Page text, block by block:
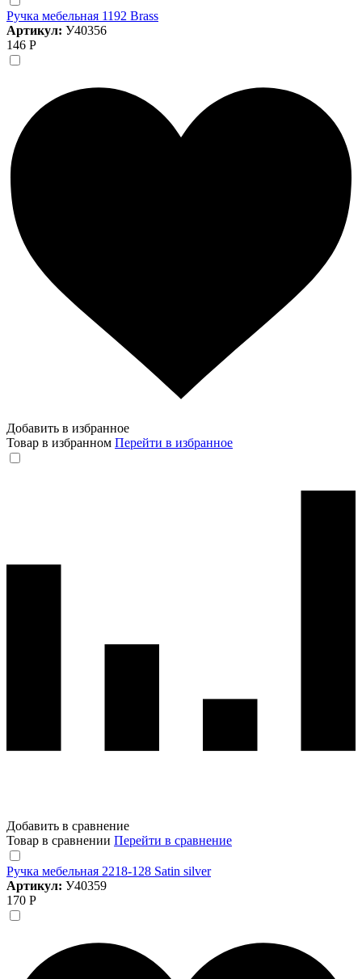
Ручка мебельная 1192 Brass
Артикул: У40356
146 Р
Добавить в избранное
Товар в избранном Перейти в избранное
Добавить в сравнение
Товар в сравнении Перейти в сравнение
Ручка мебельная 2218-128 Satin silver
Артикул: У40359
170 Р